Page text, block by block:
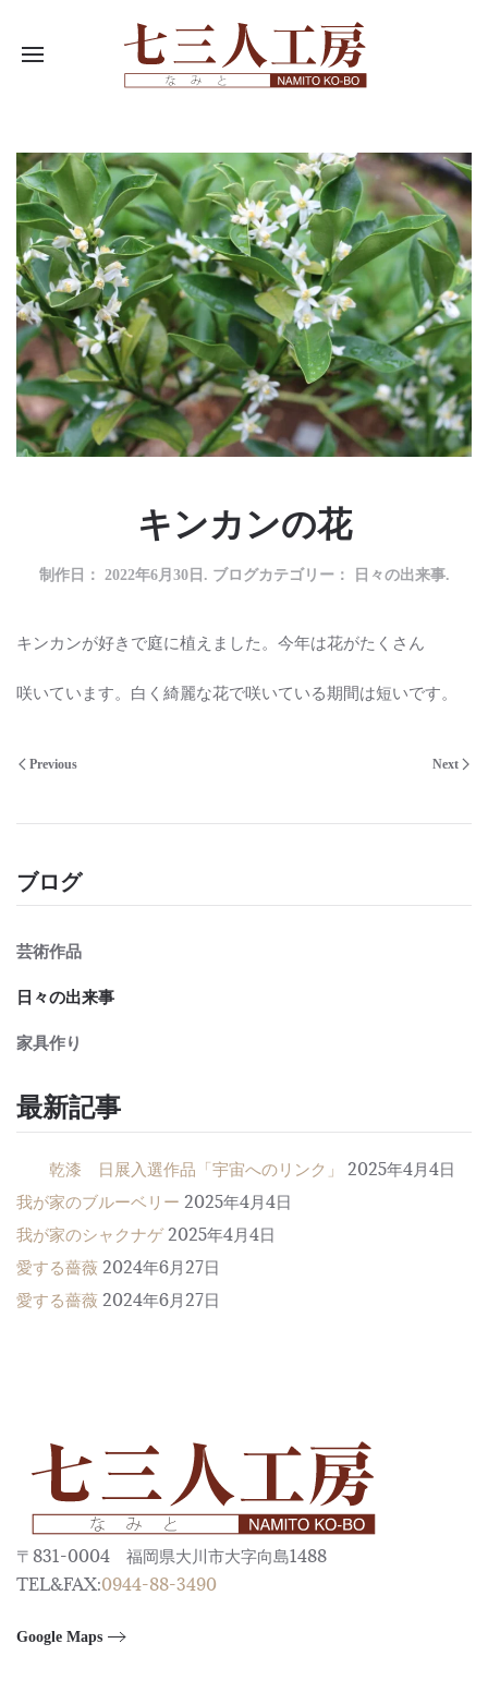
キンカンの花
制作日： 2022年6月30日. ブログカテゴリー： 日々の出来事.
キンカンが好きで庭に植えました。今年は花がたくさん
咲いています。白く綺麗な花で咲いている期間は短いです。
Previous Next
ブログ
芸術作品
日々の出来事
家具作り
最新記事
乾漆 日展入選作品「宇宙へのリンク」
2025年4月4日
我が家のブルーベリー 2025年4月4日
我が家のシャクナゲ 2025年4月4日
愛する薔薇 2024年6月27日
愛する薔薇 2024年6月27日
〒831-0004 福岡県大川市大字向島1488
TEL&FAX:0944-88-3490
Google Maps